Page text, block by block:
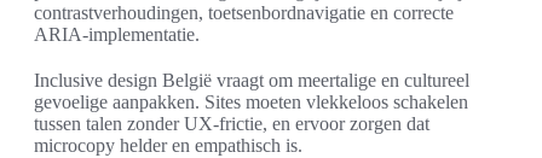
contrastverhoudingen, toetsenbordnavigatie en correcte
ARIA-implementatie.
Inclusive design België vraagt om meertalige en cultureel
gevoelige aanpakken. Sites moeten vlekkeloos schakelen
tussen talen zonder UX-frictie, en ervoor zorgen dat
microcopy helder en empathisch is.